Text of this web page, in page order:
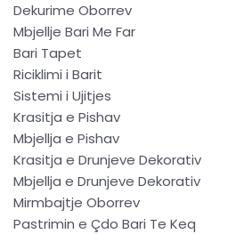
Dekurime Oborrev
Mbjellje Bari Me Far
Bari Tapet
Riciklimi i Barit
Sistemi i Ujitjes
Krasitja e Pishav
Mbjellja e Pishav
Krasitja e Drunjeve Dekorativ
Mbjellja e Drunjeve Dekorativ
Mirmbajtje Oborrev
Pastrimin e Çdo Bari Te Keq